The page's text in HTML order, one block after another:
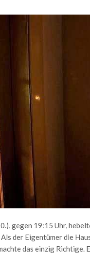
gegen 19:15 Uhr,
der Eigentümer die
das einzig